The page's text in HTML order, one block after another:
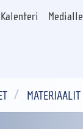
Kalenteri Medialle
MATERIAALIT